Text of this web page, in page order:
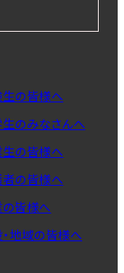
生の皆様へ
のみなさんへ
の皆様へ
の皆様へ
皆様へ
地域の皆様へ